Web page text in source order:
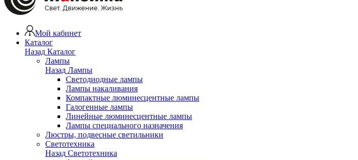
Мой кабинет
Каталог
Назад Каталог
Лампы
Назад Лампы
Светодиодные лампы
Лампы накаливания
Компактные люминесцентные лампы
Галогенные лампы
Линейные люминесцентные лампы
Лампы специального назначения
Люстры, подвесные светильники
Светотехника
Назад Светотехника